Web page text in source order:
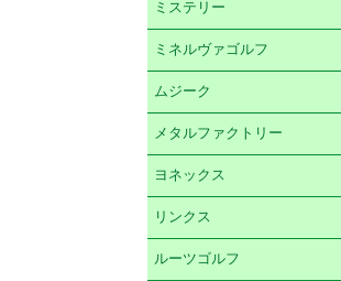
ミステリー
ミネルヴァゴルフ
ムジーク
メタルファクトリー
ヨネックス
リンクス
ルーツゴルフ